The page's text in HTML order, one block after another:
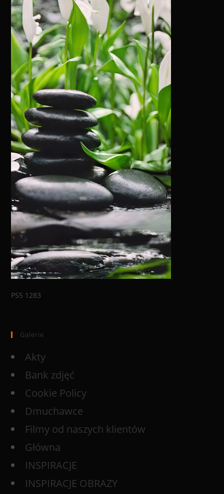
PS5 1283
Galerie
Akty
Bank zdjęć
Cookie Policy
Dmuchawce
Filmy od naszych klientów
Główna
INSPIRACJE
INSPIRACJE OBRAZY